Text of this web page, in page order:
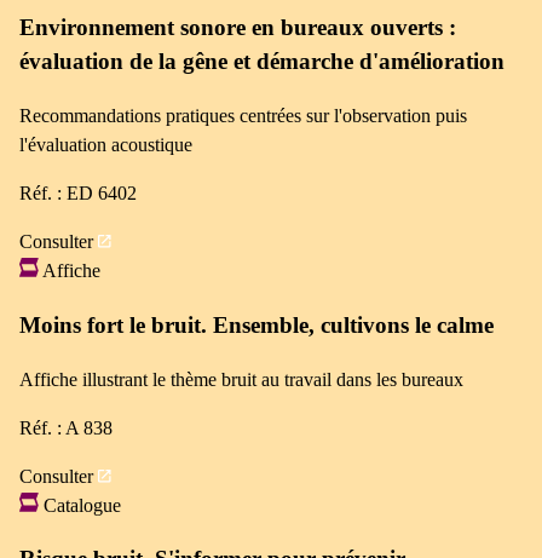
Environnement sonore en bureaux ouverts :
évaluation de la gêne et démarche d'amélioration
Recommandations pratiques centrées sur l'observation puis
l'évaluation acoustique
Réf. : ED 6402
Consulter
Affiche
Moins fort le bruit. Ensemble, cultivons le calme
Affiche illustrant le thème bruit au travail dans les bureaux
Réf. : A 838
Consulter
Catalogue